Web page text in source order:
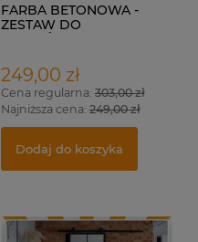
FARBA BETONOWA -
ZESTAW DO
249,00 zł
Cena regularna:303,00 zł
Najniższa cena:249,00 zł
Dodaj do koszyka